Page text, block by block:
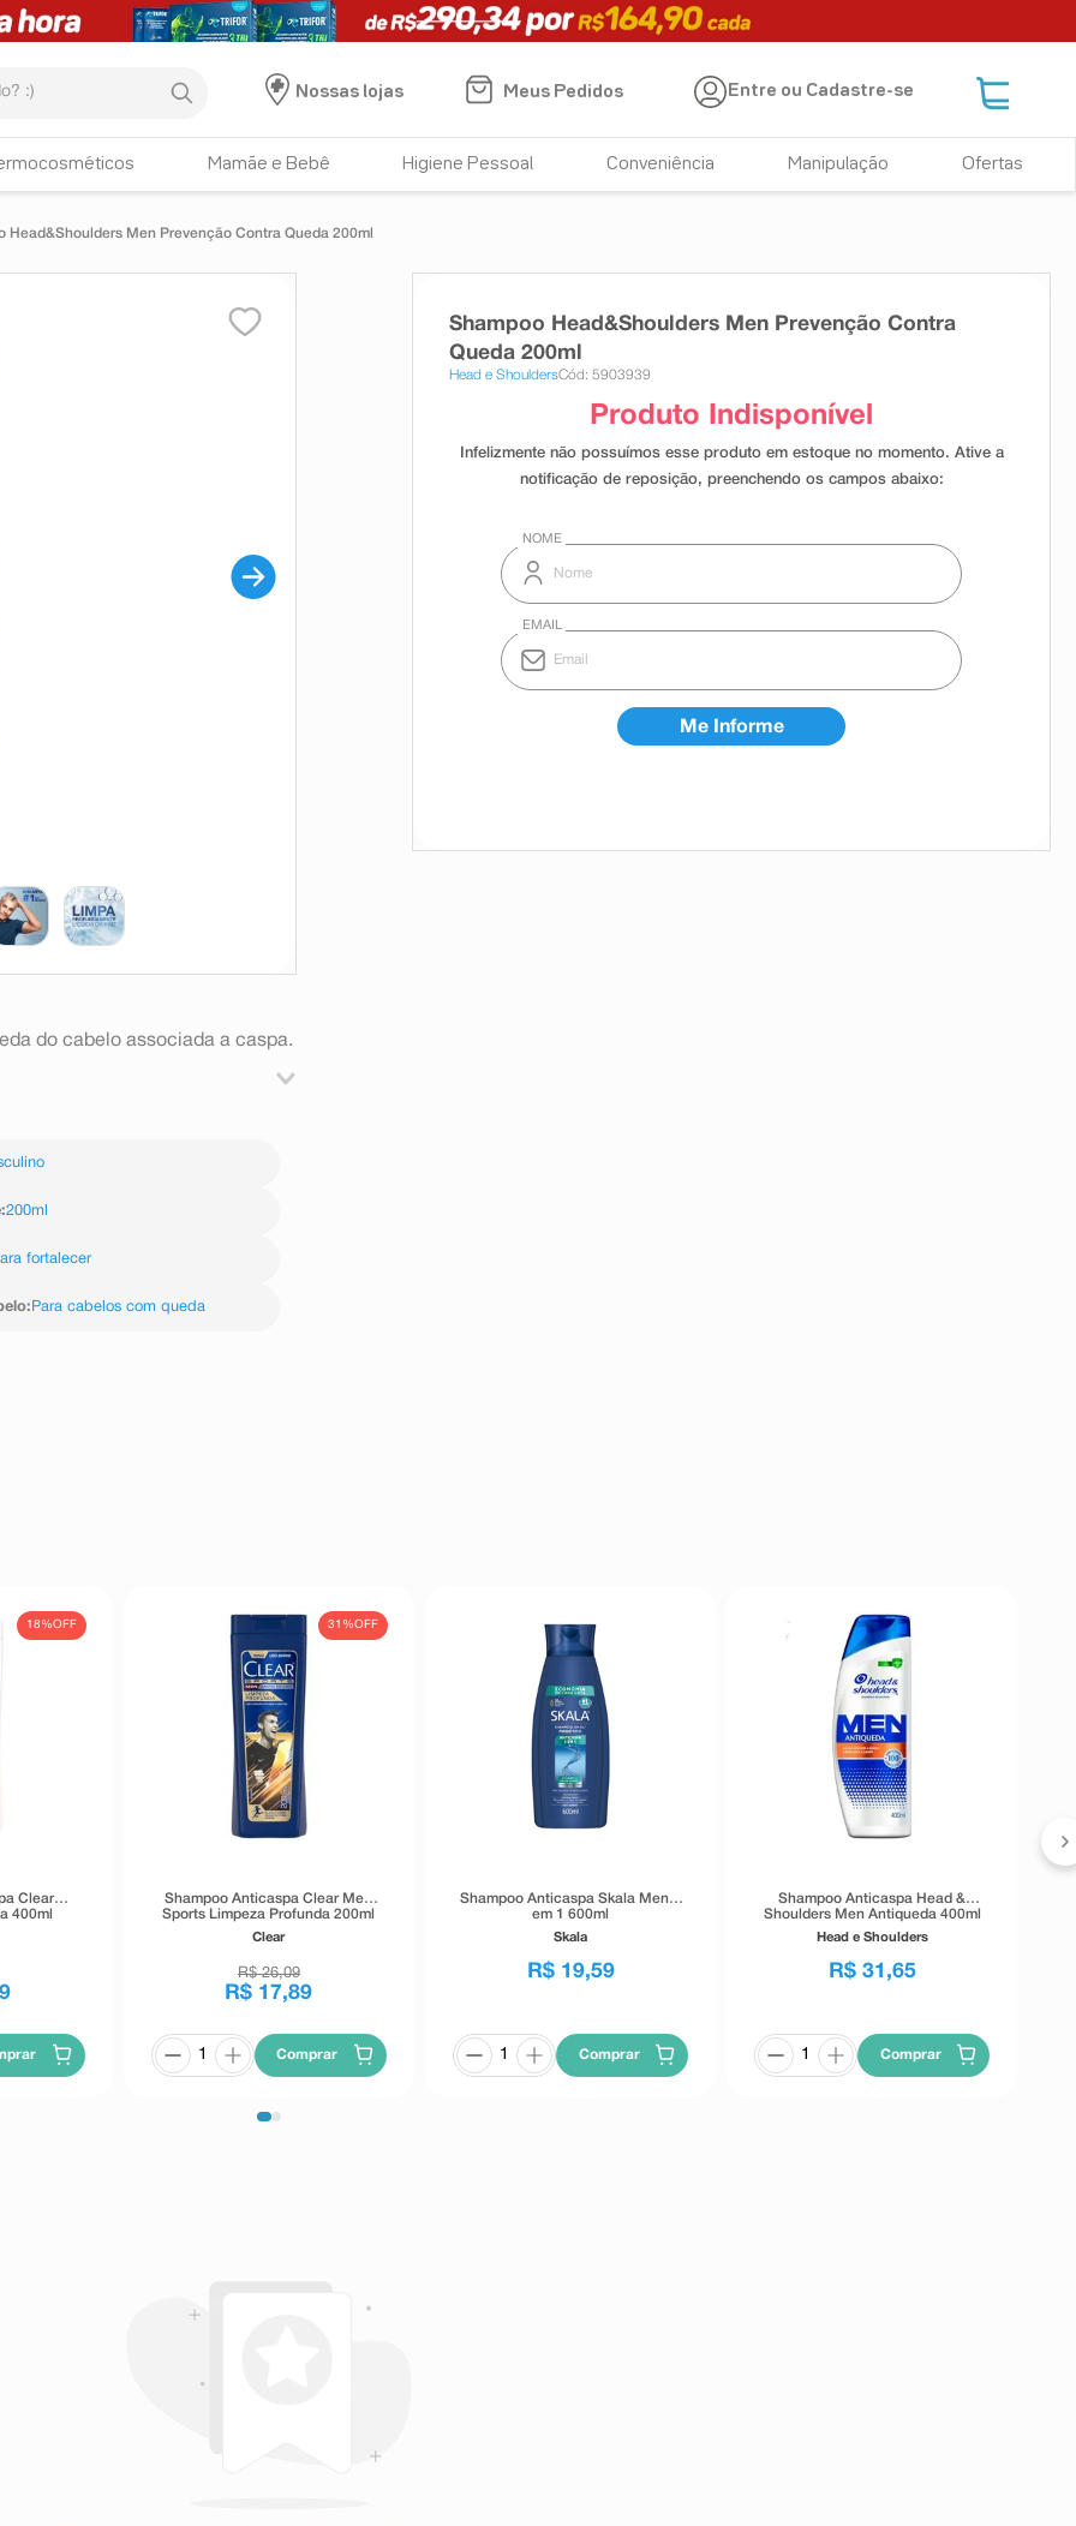
Nossas lojas
Meus Pedidos Entre ou Cadastre-se
Mamãe e Bebê Higiene Pessoal Conveniência Manipulação Ofertas
Head&Shoulders Men Prevenção Contra Queda 200ml
do cabelo associada a caspa.
repita.
:200ml
fortalecer
: Para cabelos com queda
Shampoo Head&Shoulders Men Prevenção Contra
Queda 200ml
Head e ShouldersCód: 5903939
18%OFF
Clear
400ml
31%OFF
Shampoo Anticaspa Clear Men
Sports Limpeza Profunda 200ml
Clear
R$ 26,09
R$ 17,89
Comprar
Shampoo Anticaspa Skala Men 2
em 1 600ml
Skala
R$ 19,59
Comprar
Shampoo Anticaspa Head &
Shoulders Men Antiqueda 400ml
Head e Shoulders
R$ 31 ,65
Comprar